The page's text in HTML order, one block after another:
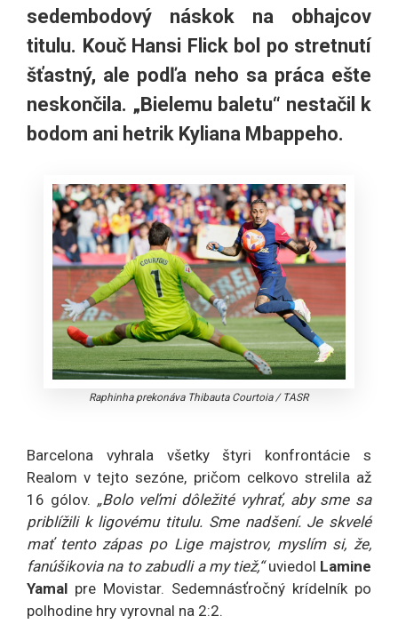
sedembodový náskok na obhajcov
titulu. Kouč Hansi Flick bol po stretnutí
šťastný, ale podľa neho sa práca ešte
neskončila. „Bielemu baletu“ nestačil k
bodom ani hetrik Kyliana Mbappeho.
Raphinha prekonáva Thibauta Courtoia/ TASR
Barcelona vyhrala všetky štyri konfrontácie s
Realom v tejto sezóne, pričom celkovo strelila až
16 gólov. „Bolo veľmi dôležité vyhrať, aby sme sa
priblížili k ligovému titulu. Sme nadšení. Je skvelé
mať tento zápas po Lige majstrov, myslím si, že,
fanúšikovia na to zabudli a my tiež,“uviedol Lamine
Yamal pre Movistar. Sedemnásťročný krídelník po
polhodine hry vyrovnal na 2:2.